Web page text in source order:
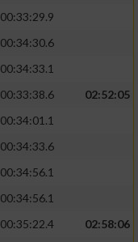
00:33:29.9
00:34:30.6
00:34:33.1
00:33:38.6
02:52:05
00:34:01.1
00:34:33.6
00:34:56.1
00:34:56.1
00:35:22.4
02:58:06